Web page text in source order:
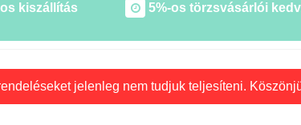
kiszállítás 5%-os törzsvásárlói
jelenleg nem tudjuk teljesíteni.